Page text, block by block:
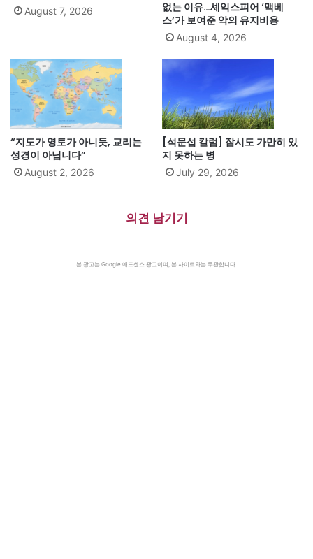
August 7, 2026
없는 이유…셰익스피어 ‘맥베
스’가 보여준 악의 유지비용
August 4, 2026
“지도가 영토가 아니듯, 교리는
성경이 아닙니다”
August 2, 2026
[석문섭 칼럼] 잠시도 가만히 있
지 못하는 병
July 29, 2026
의견 남기기
본 광고는 Google 애드센스 광고이며, 본 사이트와는 무관합니다.